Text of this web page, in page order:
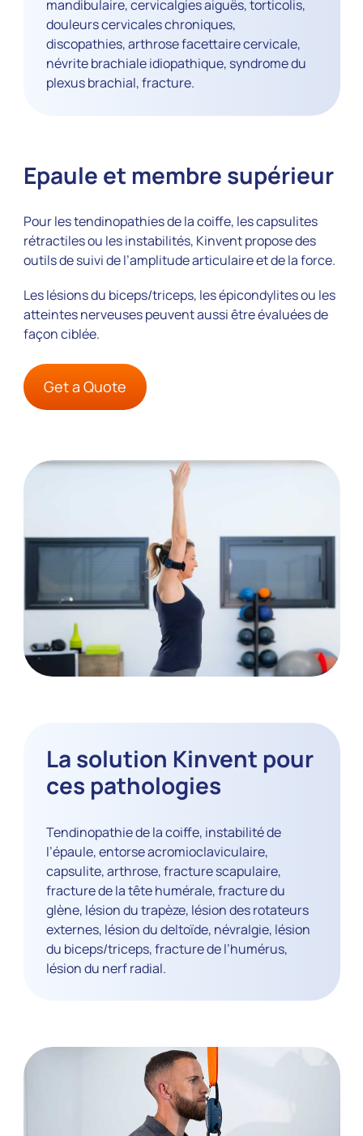
mandibulaire, cervicalgies aiguës, torticolis,
douleurs cervicales chroniques,
discopathies, arthrose facettaire cervicale,
névrite brachiale idiopathique, syndrome du
plexus brachial, fracture.
Epaule et membre supérieur
Pour les tendinopathies de la coiffe, les capsulites
rétractiles ou les instabilités, Kinvent propose des
outils de suivi de l’amplitude articulaire et de la force.
Les lésions du biceps/triceps, les épicondylites ou les
atteintes nerveuses peuvent aussi être évaluées de
façon ciblée.
Get a Quote
La solution Kinvent pour
ces pathologies
Tendinopathie de la coiffe, instabilité de
l’épaule, entorse acromioclaviculaire,
capsulite, arthrose, fracture scapulaire,
fracture de la tête humérale, fracture du
glène, lésion du trapèze, lésion des rotateurs
externes, lésion du deltoïde, névralgie, lésion
du biceps/triceps, fracture de l’humérus,
lésion du nerf radial.